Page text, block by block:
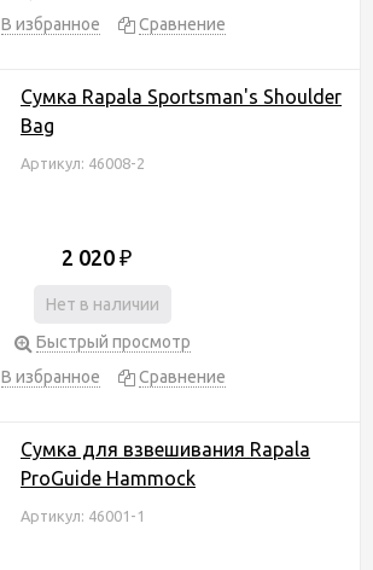
В избранное
Сравнение
Сумка Rapala Sportsman's Shoulder
Bag
Артикул: 46008-2
2 020 ₽
Нет в наличии
Быстрый просмотр
В избранное
Сравнение
Cумка для взвешивания Rapala
ProGuide Hammock
Артикул: 46001-1